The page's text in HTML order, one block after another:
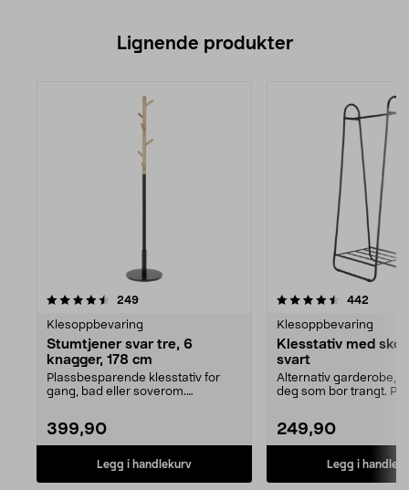
Lignende produkter
249anmeldelser
Klesoppbevaring
Stumtjener svar tre, 6
knagger, 178 cm
Plassbesparende klesstativ for
gang, bad eller soverom.
399,90
Legg i handlekurv
4.5av 5 stjerner 442
Klesoppbevaring
Klesstativ med
svart
Alternativ garderobe,
deg som bor trangt.
249,90
Legg i